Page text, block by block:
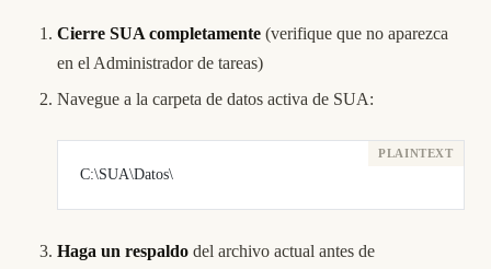
Cierre SUA completamente (verifique que no aparezca
en el Administrador de tareas)
Navegue a la carpeta de datos activa de SUA:
C:\SUA\Datos\
Haga un respaldo del archivo actual antes de